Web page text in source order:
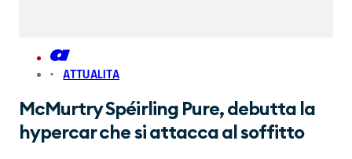
ATTUALITA
McMurtry Spéirling Pure, debutta la
hypercar che si attacca al soffitto